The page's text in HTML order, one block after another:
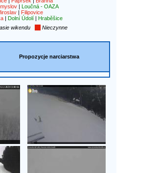
| Loučná - OAZA
| Filipovice
| Dolní Údolí| Hraběšice
wikendu Nieczynne
Propozycje narciarstwa